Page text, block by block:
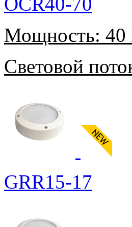
Мощность: 40
Световой
GRR15-17